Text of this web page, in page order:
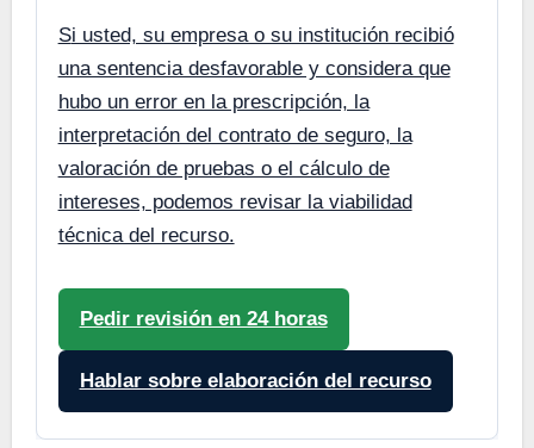
Si usted, su empresa o su institución recibió
una sentencia desfavorable y considera que
hubo un error en la prescripción, la
interpretación del contrato de seguro, la
valoración de pruebas o el cálculo de
intereses, podemos revisar la viabilidad
técnica del recurso.
Pedir revisión en 24 horas
Hablar sobre elaboración del recurso